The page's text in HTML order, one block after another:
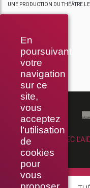
En
poursuivant
votre
navigation
sur ce
site,
vous
acceptez
l’utilisation
de
cookies
pour
vous
UNE PRODUCTION DU THÉÂTRE
RÉALISÉ AVEC